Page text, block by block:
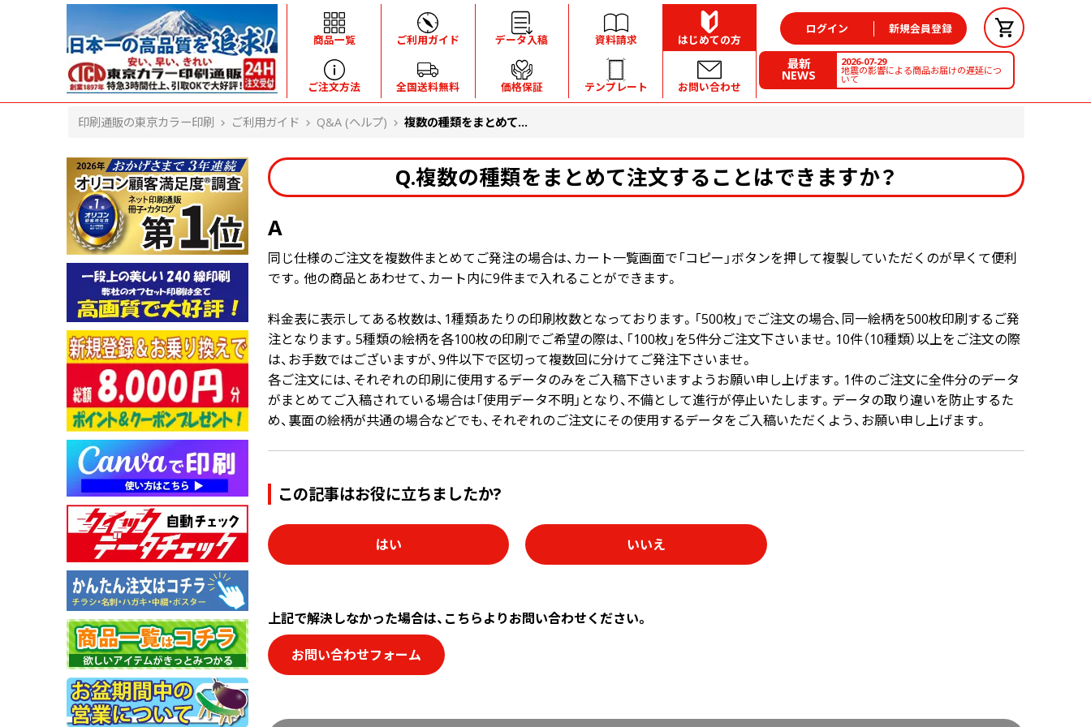
商品一覧
ご注文方法
ご利用ガイド
全国送料無料
データ入稿
価格保証
資料請求
テンプレート
はじめての方
お問い合わせ
ログイン 新規会員登録
最新
NEWS
2026-07-29
地震の影響による商品お届けの遅延につ
いて
印刷通販の東京カラー印刷 ご利用ガイド Q&A (ヘルプ) 複数の種類をまとめて...
Q.複数の種類をまとめて注文することはできますか？
A
同じ仕様のご注文を複数件まとめてご発注の場合は、カート一覧画面で「コピー」ボタンを押して複製していただくのが早くて便利
です。他の商品とあわせて、カート内に9件まで入れることができます。
料金表に表示してある枚数は、1種類あたりの印刷枚数となっております。「500枚」でご注文の場合、同一絵柄を500枚印刷するご発
注となります。5種類の絵柄を各100枚の印刷でご希望の際は、「100枚」を5件分ご注文下さいませ。10件（10種類）以上をご注文の際
は、お手数ではございますが、9件以下で区切って複数回に分けてご発注下さいませ。
各ご注文には、それぞれの印刷に使用するデータのみをご入稿下さいますようお願い申し上げます。1件のご注文に全件分のデータ
がまとめてご入稿されている場合は「使用データ不明」となり、不備として進行が停止いたします。データの取り違いを防止するた
め、裏面の絵柄が共通の場合などでも、それぞれのご注文にその使用するデータをご入稿いただくよう、お願い申し上げます。
この記事はお役に立ちましたか?
はい いいえ
上記で解決しなかった場合は、こちらよりお問い合わせください。
お問い合わせフォーム
ヘルプ
入金・決済後、入金情報画面に反映されま
せん。
価格表にない部数の注文は可能ですか？
出荷からお届けまでの日数を教えてくださ
い。
完成時間の目安を電話で確認できますか？
任意の部数単位で帯をかけて納品できま
すか？
領収書・納品書を発行は可能ですか？
初回特典の1000ポイントを使用するに
は？
見本と印刷データの比較はしてくれます
か？
画面表示操作
ユーザー登録ログイン
注文
入稿
データ
校正・印刷
お支払い
梱包・包装
発送・配送
変更・キャンセル
商品別のよくある質問
折り加工